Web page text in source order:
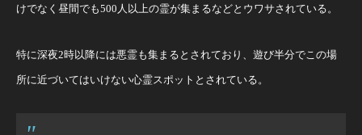
けでなく昼間でも500人以上の霊が集まるなどとウワサされている。
特に深夜2時以降には悪霊も集まるとされており、遊び半分でこの場
所に近づいてはいけない心霊スポットとされている。